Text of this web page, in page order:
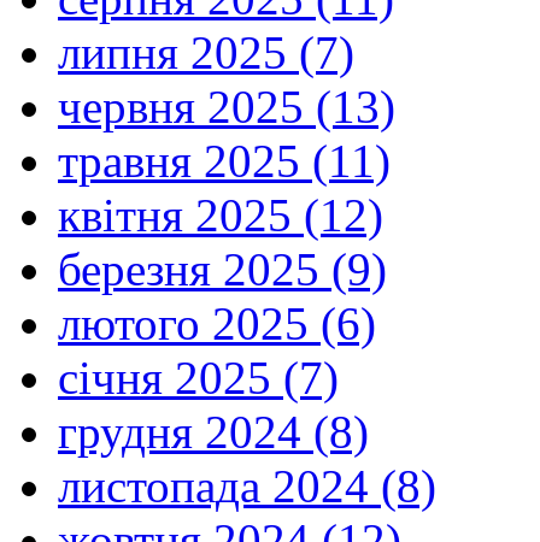
липня 2025 (7)
червня 2025 (13)
травня 2025 (11)
квітня 2025 (12)
березня 2025 (9)
лютого 2025 (6)
січня 2025 (7)
грудня 2024 (8)
листопада 2024 (8)